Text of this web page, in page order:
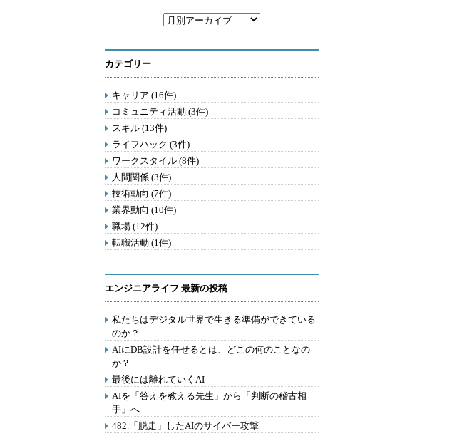
カテゴリー
キャリア (16件)
コミュニティ活動 (3件)
スキル (13件)
ライフハック (3件)
ワークスタイル (8件)
人間関係 (3件)
技術動向 (7件)
業界動向 (10件)
職場 (12件)
転職活動 (1件)
エンジニアライフ 最新の投稿
私たちはデジタル世界で生きる準備ができている
のか？
AIにDB設計を任せるとは、どこの何のことなの
か？
最後には離れていくAI
AIを「答えを教える先生」から「判断の稽古相
手」へ
482.「脱走」したAIのサイバー攻撃